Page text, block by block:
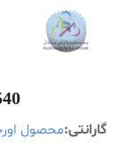
گارانتی:محصول